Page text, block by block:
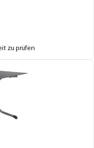
zu prüfen